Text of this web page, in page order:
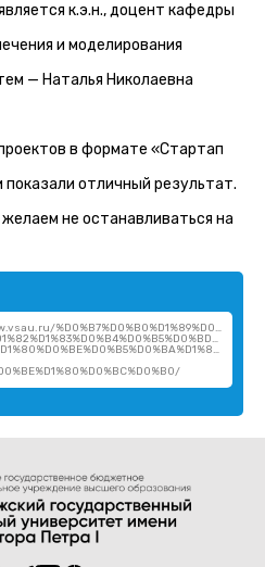
к.э.н., доцент кафедры
и моделирования
— Наталья Николаевна
в формате «Стартап
отличный результат.
не останавливаться на